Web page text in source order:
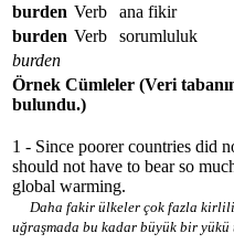
burden Verb
ana fikir
burden Verb
sorumluluk
burden
Örnek Cümleler (Veri
bulundu.)
1 - Since poorer countries did
should not have to bear so
global warming.
Daha fakir ülkeler çok fazla
uğraşmada bu kadar büyük bir yükü